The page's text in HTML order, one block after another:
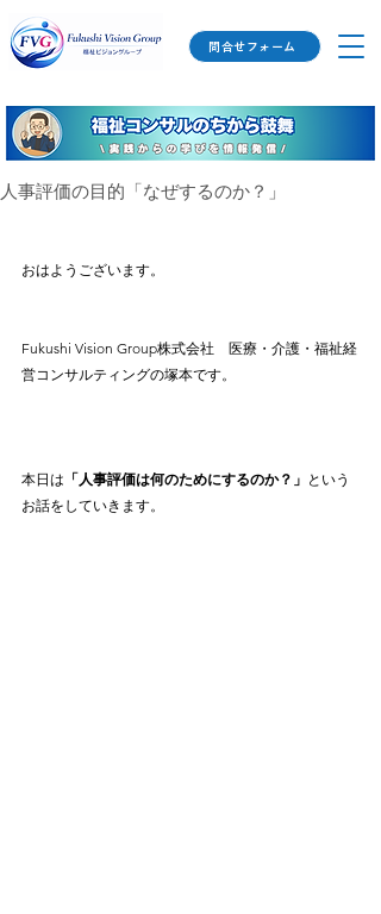
問合せフォーム
人事評価の目的「なぜするのか？」
おはようございます。
Fukushi Vision Group株式会社　医療・介護・福祉経
営コンサルティングの塚本です。
本日は 「人事評価は何のためにするのか？」 という
お話をしていきます。